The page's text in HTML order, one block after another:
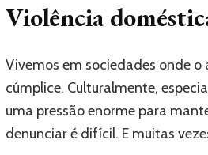
Violência
Vivemos em sociedades onde
cúmplice. Culturalmente,
uma pressão enorme para
denunciar é difícil. E muitas